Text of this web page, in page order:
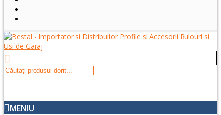
MENIU